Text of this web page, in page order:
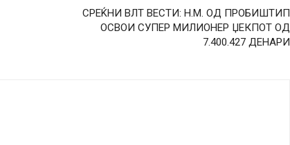
СРЕЌНИ ВЛТ ВЕСТИ: Н.М. ОД ПРОБИШТИП
ОСВОИ СУПЕР МИЛИОНЕР ЏЕКПОТ ОД
7.400.427 ДЕНАРИ